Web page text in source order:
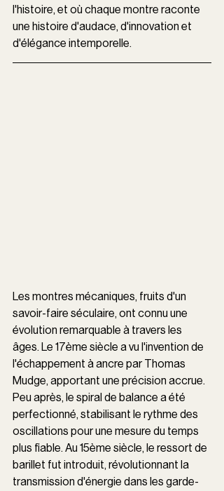
l'histoire, et où chaque montre raconte
une histoire d'audace, d'innovation et
d'élégance intemporelle.
Les montres mécaniques, fruits d'un
savoir-faire séculaire, ont connu une
évolution remarquable à travers les
âges. Le 17ème siècle a vu l'invention de
l'échappement à ancre par Thomas
Mudge, apportant une précision accrue.
Peu après, le spiral de balance a été
perfectionné, stabilisant le rythme des
oscillations pour une mesure du temps
plus fiable. Au 15ème siècle, le ressort de
barillet fut introduit, révolutionnant la
transmission d'énergie dans les garde-